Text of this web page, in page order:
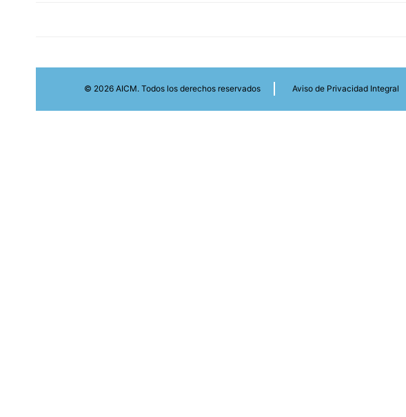
© 2026 AICM. Todos los derechos reservados Aviso de Privacidad Integral